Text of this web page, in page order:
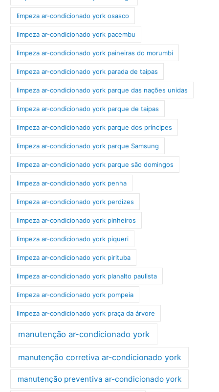
limpeza ar-condicionado york osasco
limpeza ar-condicionado york pacembu
limpeza ar-condicionado york paineiras do morumbi
limpeza ar-condicionado york parada de taipas
limpeza ar-condicionado york parque das nações unidas
limpeza ar-condicionado york parque de taipas
limpeza ar-condicionado york parque dos príncipes
limpeza ar-condicionado york parque Samsung
limpeza ar-condicionado york parque são domingos
limpeza ar-condicionado york penha
limpeza ar-condicionado york perdizes
limpeza ar-condicionado york pinheiros
limpeza ar-condicionado york piqueri
limpeza ar-condicionado york pirituba
limpeza ar-condicionado york planalto paulista
limpeza ar-condicionado york pompeia
limpeza ar-condicionado york praça da árvore
manutenção ar-condicionado york
manutenção corretiva ar-condicionado york
manutenção preventiva ar-condicionado york